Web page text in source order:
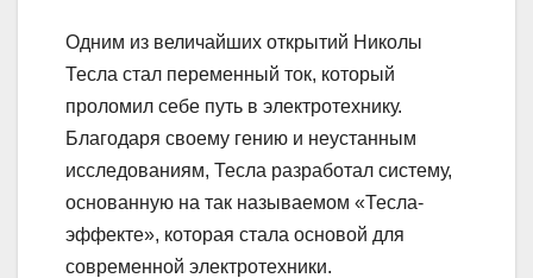
Одним из величайших открытий Николы
Тесла стал переменный ток, который
проломил себе путь в электротехнику.
Благодаря своему гению и неустанным
исследованиям, Тесла разработал систему,
основанную на так называемом «Тесла-
эффекте», которая стала основой для
современной электротехники.